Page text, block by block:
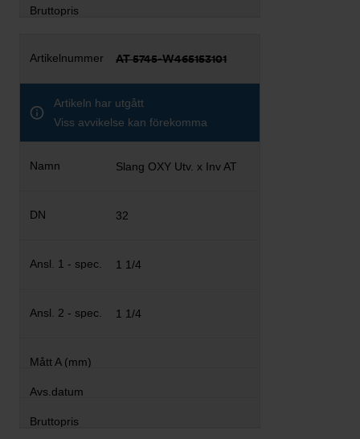
AT 5745-W465153101
Artikeln har utgått
Viss avvikelse kan förekomma
Slang OXY Utv. x Inv AT
32
1 1/4
1 1/4